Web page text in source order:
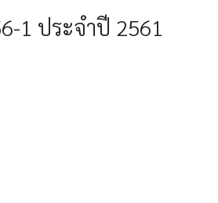
1 ประจำปี 2561